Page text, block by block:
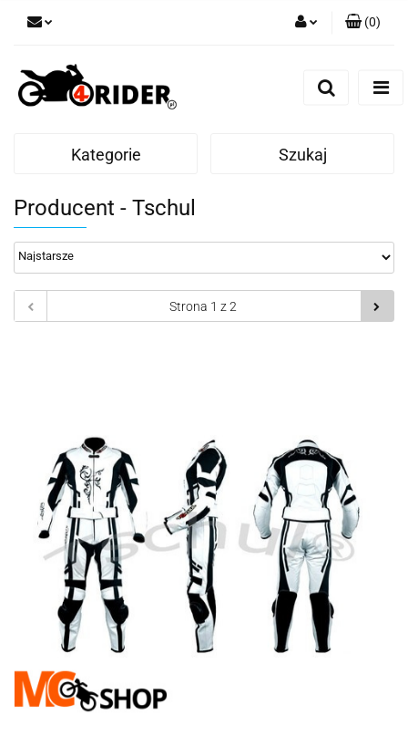
(0)
Kategorie Szukaj
Producent - Tschul